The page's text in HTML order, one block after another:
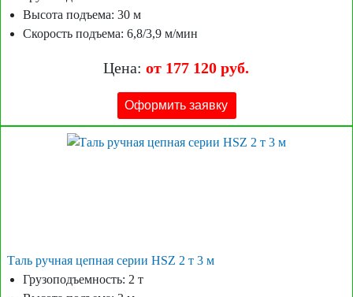
Высота подъема: 30 м
Скорость подъема: 6,8/3,9 м/мин
Цена:от 177 120 руб.
Оформить заявку
Таль ручная цепная серии HSZ 2 т 3 м
Грузоподъемность: 2 т